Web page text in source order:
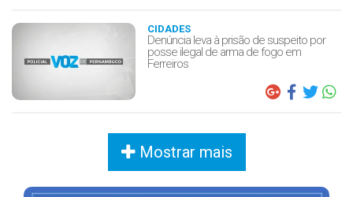
CIDADES
Denúncia leva à prisão de suspeito por
posse ilegal de arma de fogo em
Ferreiros
Mostrar mais